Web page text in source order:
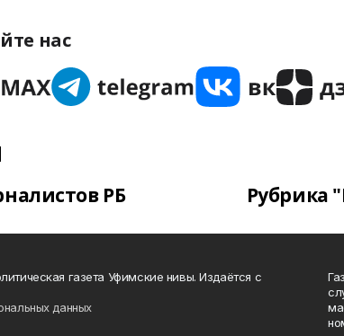
нас
РБ Рубрика
газета Уфимские нивы. Издаётся с
данных